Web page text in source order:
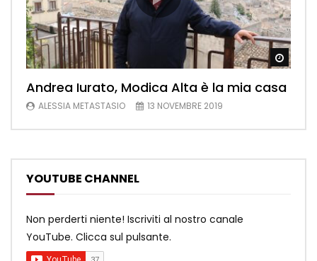
Andrea Iurato, Modica Alta è la mia casa
ALESSIA METASTASIO 13 NOVEMBRE 2019
YOUTUBE CHANNEL
Non perderti niente! Iscriviti al nostro canale
YouTube. Clicca sul pulsante.